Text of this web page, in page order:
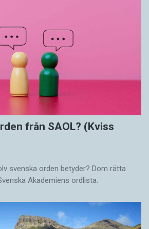
från SAOL? (Kviss
svenska orden betyder? Dom rätta
Akademiens ordlista.